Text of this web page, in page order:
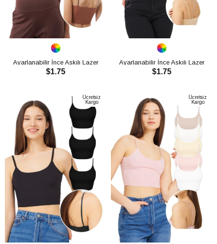
Ayarlanabilir İnce Askılı Lazer
Kesim Kadın Crop Büstiyer
$1.75
Ayarlanabilir İnce Askılı Lazer
Kesim Kadın Crop Büstiyer
$1.75
Ücretsiz
Kargo
Ücretsiz
Kargo